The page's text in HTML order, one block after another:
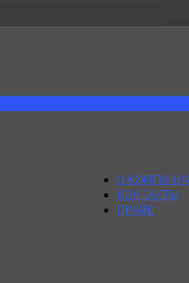
О
КОНТАКТЫ
ПРАЙС